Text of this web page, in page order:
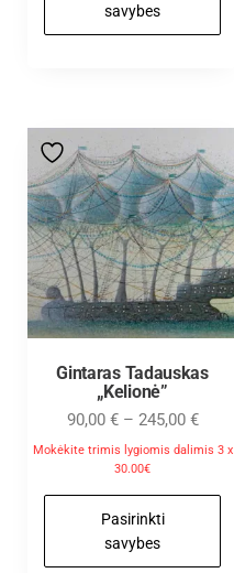
savybes
Gintaras Tadauskas
„Kelionė”
90,00 € – 245,00 €
Mokėkite trimis lygiomis dalimis 3 x
30.00€
Pasirinkti
savybes